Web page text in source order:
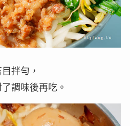
拌勻，
調味後再吃。